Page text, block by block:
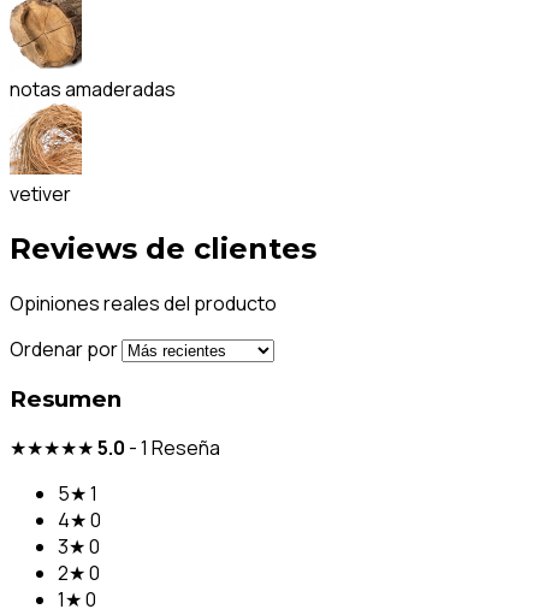
notas amaderadas
vetiver
Reviews de clientes
Opiniones reales del producto
Ordenar por
Resumen
★★★★★5.0 -1 Reseña
5★1
4★0
3★0
2★0
1★0